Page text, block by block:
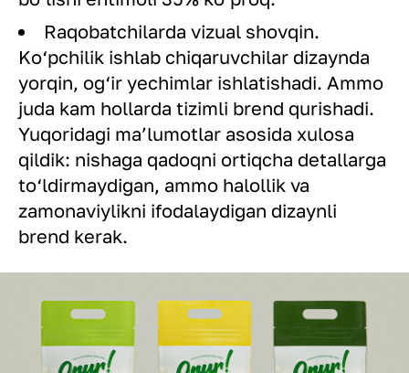
Raqobatchilarda vizual shovqin.
Ko‘pchilik ishlab chiqaruvchilar dizaynda
yorqin, og‘ir yechimlar ishlatishadi. Ammo
juda kam hollarda tizimli brend qurishadi.
Yuqoridagi ma’lumotlar asosida xulosa
qildik: nishaga qadoqni ortiqcha detallarga
to‘ldirmaydigan, ammo halollik va
zamonaviylikni ifodalaydigan dizaynli
brend kerak.